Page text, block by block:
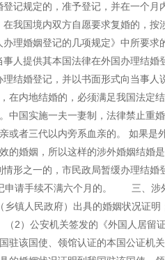
记规定的，准予登记，并在一个月
我国境内双方自愿要求复婚的，
理婚姻登记的几项规定》中所要求
事人提供其本国法律在外国办理
结婚登记，并以书面形式向当事
在内地结婚的，必须满足我国法
国实施一夫一妻制，法律禁止重
者三代以内旁系血亲的。 如果是
婚姻，所以这样的涉外婚姻结
之一的，市民政局暂缓办理结婚
请手续不满六个月的。 三、
人民政府）出具的婚姻状况证
安机关签发的《外国人居留证
该国使、领馆认证的本国公证机